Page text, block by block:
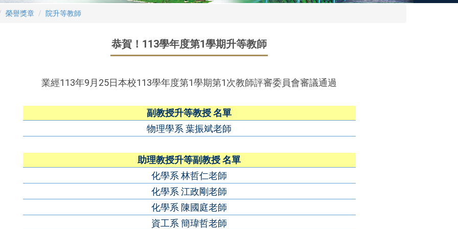
榮譽獎章 院升等教師
恭賀！113學年度第1學期升等教師
業經113年9月25日本校113學年度第1學期第1次教師評審委員會審議通過
副教授升等教授 名單
物理學系 葉振斌老師
助理教授升等副教授 名單
化學系 林哲仁老師
化學系 江政剛老師
化學系 陳國庭老師
資工系 簡瑋哲老師